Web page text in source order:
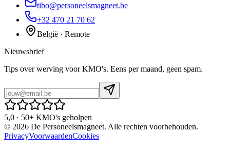
tibo@personeelsmagneet.be
+32 470 21 70 62
België · Remote
Nieuwsbrief
Tips over werving voor KMO's. Eens per maand, geen spam.
5,0 · 50+ KMO's geholpen
© 2026 De Personeelsmagneet. Alle rechten voorbehouden.
PrivacyVoorwaardenCookies